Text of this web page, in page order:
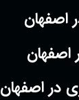
اصفهان
اصفهان
در اصفهان